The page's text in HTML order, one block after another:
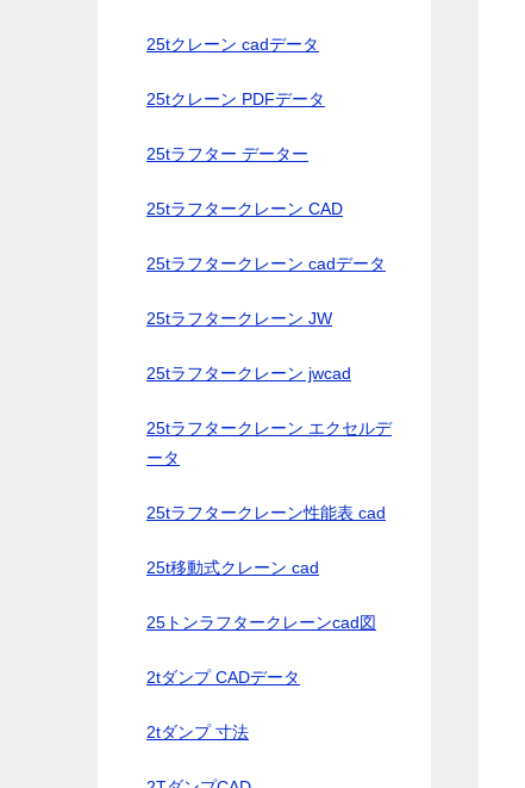
25tクレーン cadデータ
25tクレーン PDFデータ
25tラフター データー
25tラフタークレーン CAD
25tラフタークレーン cadデータ
25tラフタークレーン JW
25tラフタークレーン jwcad
25tラフタークレーン エクセルデ
ータ
25tラフタークレーン性能表 cad
25t移動式クレーン cad
25トンラフタークレーンcad図
2tダンプ CADデータ
2tダンプ 寸法